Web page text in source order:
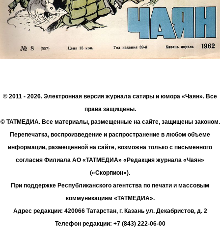
© 2011 - 2026. Электронная версия журнала сатиры и юмора «Чаян». Все
права защищены.
© ТАТМЕДИА. Все материалы, размещенные на сайте, защищены законом.
Перепечатка, воспроизведение и распространение в любом объеме
информации, размещенной на сайте, возможна только с письменного
согласия Филиала АО «ТАТМЕДИА» «Редакция журнала «Чаян»
(«Скорпион»).
При поддержке Республиканского агентства по печати и массовым
коммуникациям «ТАТМЕДИА».
Адрес редакции: 420066 Татарстан, г. Казань ул. Декабристов, д. 2
Телефон редакции: +7 (843) 222-06-00